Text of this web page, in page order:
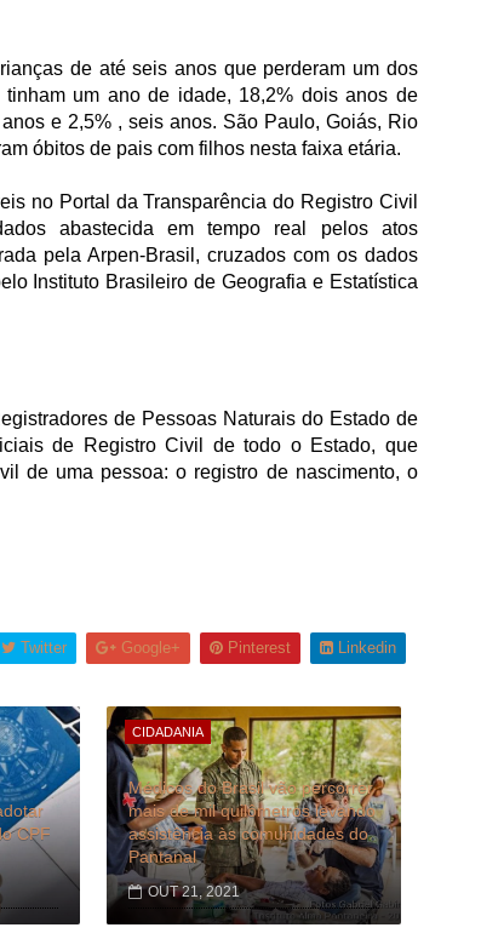
de até seis anos que perderam um dos
um ano de idade, 18,2% dois anos de
e 2,5% , seis anos. São Paulo, Goiás, Rio
óbitos de pais com filhos nesta faixa etária.
no Portal da Transparência do Registro Civil
abastecida em tempo real pelos atos
pela Arpen-Brasil, cruzados com os dados
Instituto Brasileiro de Geografia e Estatística
de Pessoas Naturais do Estado de
de Registro Civil de todo o Estado, que
de uma pessoa: o registro de nascimento, o
Twitter Google+ Pinterest Linkedin
CPF
CIDADANIA
Médicos do Brasil vão percorrer
mais de mil quilômetros levando
assistência às comunidades do
Pantanal
OUT 21, 2021